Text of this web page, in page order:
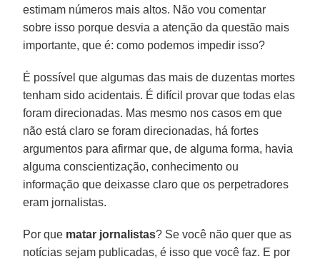
estimam números mais altos. Não vou comentar
sobre isso porque desvia a atenção da questão mais
importante, que é: como podemos impedir isso?
É possível que algumas das mais de duzentas mortes
tenham sido acidentais. É difícil provar que todas elas
foram direcionadas. Mas mesmo nos casos em que
não está claro se foram direcionadas, há fortes
argumentos para afirmar que, de alguma forma, havia
alguma conscientização, conhecimento ou
informação que deixasse claro que os perpetradores
eram jornalistas.
Por que matar jornalistas? Se você não quer que as
notícias sejam publicadas, é isso que você faz. E por